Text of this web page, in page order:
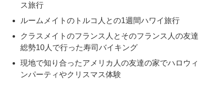
ス旅行
ルームメイトのトルコ人との1週間ハワイ旅行
クラスメイトのフランス人とそのフランス人の友達
総勢10人で行った寿司バイキング
現地で知り合ったアメリカ人の友達の家でハロウィ
ンパーティやクリスマス体験